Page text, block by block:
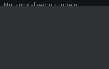
Nutzungsbedingungen